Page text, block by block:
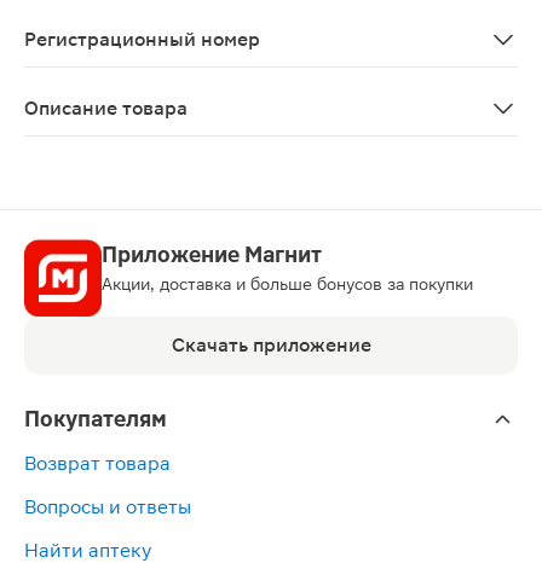
Регистрационный номер
Описание товара
Приложение Магнит
Акции, доставка и больше бонусов за покупки
Скачать приложение
Покупателям
Возврат товара
Вопросы и ответы
Найти аптеку